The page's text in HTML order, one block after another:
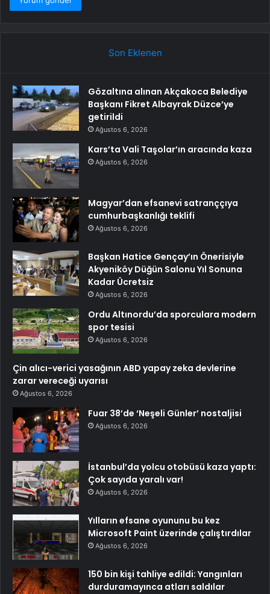
Son Eklenen
Gözaltına alınan Akçakoca Belediye
Başkanı Fikret Albayrak Düzce’ye
getirildi
Ağustos 6, 2026
Kars’ta Vali Taşolar’ın aracında kaza
Ağustos 6, 2026
Magyar’dan efsanevi satranççıya
cumhurbaşkanlığı teklifi
Ağustos 6, 2026
Başkan Hatice Gençay’ın Önerisiyle
Akyeniköy Düğün Salonu Yıl Sonuna
Kadar Ücretsiz
Ağustos 6, 2026
Ordu Altınordu’da sporculara modern
spor tesisi
Ağustos 6, 2026
Çin alıcı-verici yasağının ABD yapay zeka devlerine
zarar vereceği uyarısı
Ağustos 6, 2026
Fuar 38’de ‘Neşeli Günler’ nostaljisi
Ağustos 6, 2026
İstanbul’da yolcu otobüsü kaza yaptı:
Çok sayıda yaralı var!
Ağustos 6, 2026
Yılların efsane oyununu bu kez
Microsoft Paint üzerinde çalıştırdılar
Ağustos 6, 2026
150 bin kişi tahliye edildi: Yangınları
durduramayınca atları saldılar